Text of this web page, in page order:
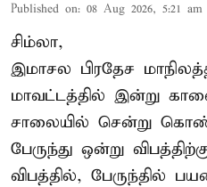
Published on: 08 Aug 2026, 5:21 am
சிம்லா,
இமாசல பிரதேச
மாவட்டத்தில் இன்று
சாலையில் சென்று
பேருந்து ஒன்று
விபத்தில், பேருந்தில்